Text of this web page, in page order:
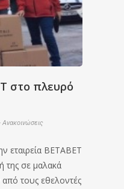
στο πλευρό
εταιρεία BETABET
της σε μαλακά
τους εθελοντές